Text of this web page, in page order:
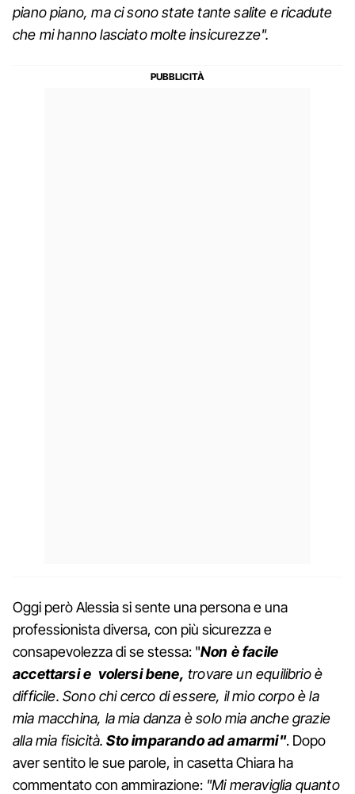
piano piano, ma ci sono state tante salite e ricadute
che mi hanno lasciato molte insicurezze".
Oggi però Alessia si sente una persona e una
professionista diversa, con più sicurezza e
consapevolezza di se stessa: "Non è facile
accettarsi e volersi bene, trovare un equilibrio è
difficile. Sono chi cerco di essere, il mio corpo è la
mia macchina, la mia danza è solo mia anche grazie
alla mia fisicità.Sto imparando ad amarmi". Dopo
aver sentito le sue parole, in casetta Chiara ha
commentato con ammirazione: "Mi meraviglia quanto